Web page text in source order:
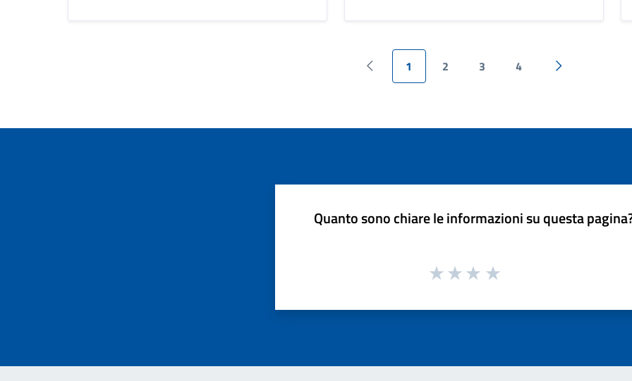
Pagina precedente
1 2 3 4
Pagina
Quanto sono chiare le informazioni su questa